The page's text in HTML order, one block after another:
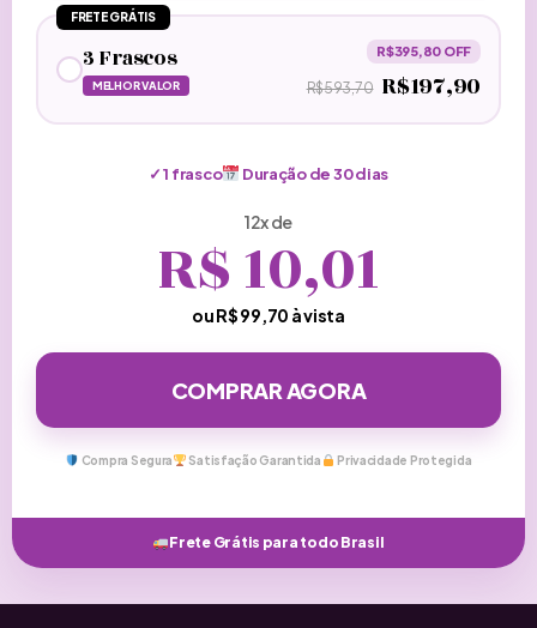
FRETE GRÁTIS
3 Frascos
MELHOR VALOR
R$395,80 OFF
R$593,70 R$197,90
✓1 frasco Duração de30dias
12x de
R$10,01
ou R$99,70 à vista
COMPRAR AGORA
Compra Segura Satisfação Garantida Privacidade Protegida
Frete Grátis para todo Brasil